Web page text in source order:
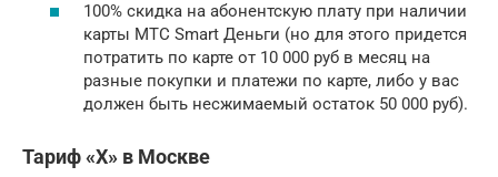
100% скидка на абонентскую плату при наличии
карты МТС Smart Деньги (но для этого придется
потратить по карте от 10 000 руб в месяц на
разные покупки и платежи по карте, либо у вас
должен быть несжимаемый остаток 50 000 руб).
Тариф «X» в Москве